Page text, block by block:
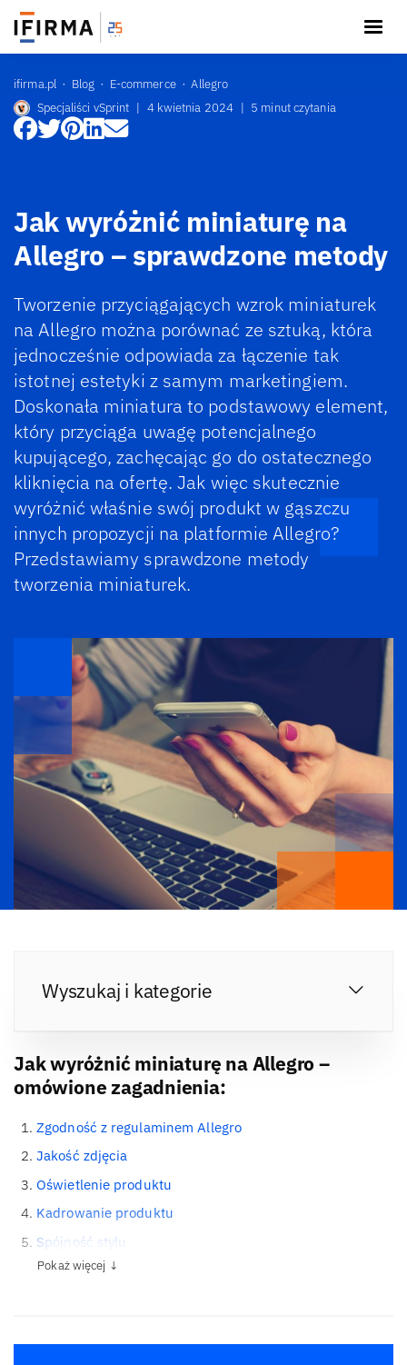
ifirma.pl Blog E-commerce
Allegro
Specjaliści vSprint | 4 kwietnia 2024 | 5 minut czytania
Jak wyróżnić miniaturę na
Allegro – sprawdzone metody
Tworzenie przyciągających wzrok miniaturek
na Allegro można porównać ze sztuką, która
jednocześnie odpowiada za łączenie tak
istotnej estetyki z samym marketingiem.
Doskonała miniatura to podstawowy element,
który przyciąga uwagę potencjalnego
kupującego, zachęcając go do ostatecznego
kliknięcia na ofertę. Jak więc skutecznie
wyróżnić właśnie swój produkt w gąszczu
innych propozycji na platformie Allegro?
Przedstawiamy sprawdzone metody
tworzenia miniaturek.
Wyszukaj i kategorie
Jak wyróżnić miniaturę na Allegro –
omówione zagadnienia:
Zgodność z regulaminem Allegro
Jakość zdjęcia
Oświetlenie produktu
Kadrowanie produktu
Spójność stylu
Pokaż więcej ↓